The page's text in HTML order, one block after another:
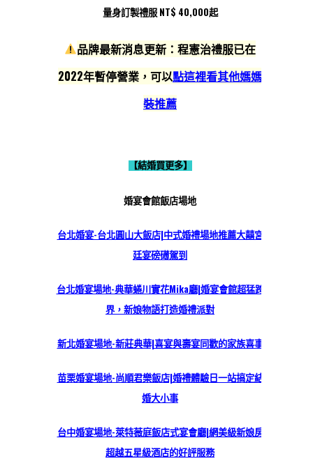
量身訂製禮服 NT$ 40,000起
品牌最新消息更新：程憲治禮服已在
2022年暫停營業，可以點這裡看其他媽媽
裝推薦
【結婚買更多】
婚宴會館飯店場地
台北婚宴-台北圓山大飯店|中式婚禮場地推薦大囍宮
廷宴磅礡駕到
台北婚宴場地-典華蜷川實花Mika廳|婚宴會館超猛跨
界，新娘物語打造婚禮派對
新北婚宴場地-新莊典華|喜宴與壽宴同歡的家族喜事
苗栗婚宴場地-尚順君樂飯店|婚禮體驗日一站搞定結
婚大小事
台中婚宴場地-萊特薇庭飯店式宴會廳|網美級新娘房
超越五星級酒店的好評服務